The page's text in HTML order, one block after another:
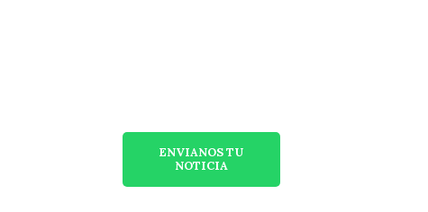
ENVIANOS TU
NOTICIA